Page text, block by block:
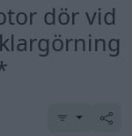
dör vid